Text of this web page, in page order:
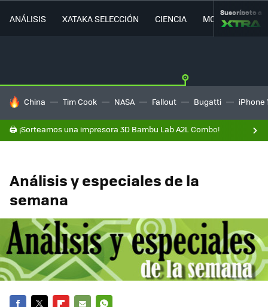
ANÁLISIS XATAKA SELECCIÓN CIENCIA MOVILIDAD
Suscríbete a
HOY SE HABLA DE
China Tim Cook NASA Fallout Bugatti iPhone
🖨️ ¡Sorteamos una impresora 3D Bambu Lab A2L Combo!
Análisis y especiales de la
semana